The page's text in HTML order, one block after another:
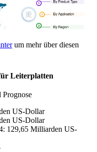
um mehr über diesen
Leiterplatten
US-Dollar
US-Dollar
129,65 Milliarden US-